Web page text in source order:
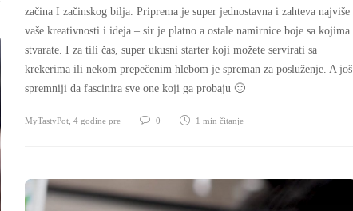
začina I začinskog bilja. Priprema je super jednostavna i zahteva najviše
vaše kreativnosti i ideja – sir je platno a ostale namirnice boje sa kojima
stvarate. I za tili čas, super ukusni starter koji možete servirati sa
krekerima ili nekom prepečenim hlebom je spreman za posluženje. A još
spremniji da fascinira sve one koji ga probaju 🙂
MyTastyPot 4 godine pre 0 1 min čitanje